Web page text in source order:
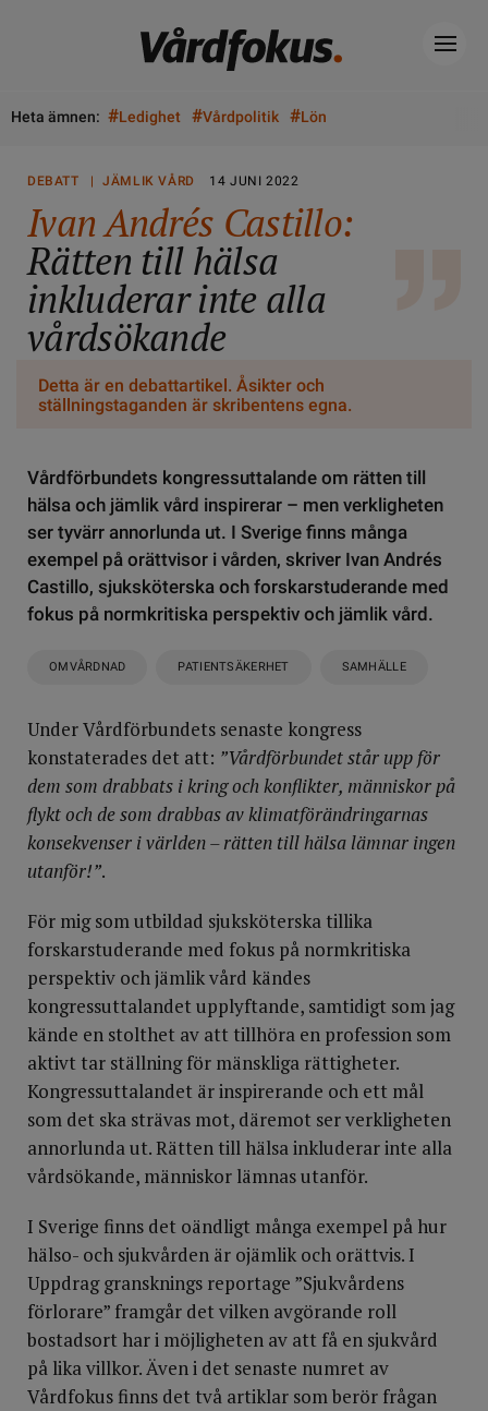
Heta ämnen: #Ledighet #Vårdpolitik #Lön
DEBATT | JÄMLIK VÅRD 14 JUNI 2022
Ivan Andrés Castillo:
Rätten till hälsa
inkluderar inte alla
vårdsökande
Detta är en debattartikel. Åsikter och
ställningstaganden är skribentens egna.
Vårdförbundets kongressuttalande om rätten till
hälsa och jämlik vård inspirerar – men verkligheten
ser tyvärr annorlunda ut. I Sverige finns många
exempel på orättvisor i vården, skriver Ivan Andrés
Castillo, sjuksköterska och forskarstuderande med
fokus på normkritiska perspektiv och jämlik vård.
OMVÅRDNAD PATIENTSÄKERHET SAMHÄLLE
Under Vårdförbundets senaste kongress
konstaterades det att: ”Vårdförbundet står upp för
dem som drabbats i kring och konflikter, människor på
flykt och de som drabbas av klimatförändringarnas
konsekvenser i världen – rätten till hälsa lämnar ingen
utanför!”.
För mig som utbildad sjuksköterska tillika
forskarstuderande med fokus på normkritiska
perspektiv och jämlik vård kändes
kongressuttalandet upplyftande, samtidigt som jag
kände en stolthet av att tillhöra en profession som
aktivt tar ställning för mänskliga rättigheter.
Kongressuttalandet är inspirerande och ett mål
som det ska strävas mot, däremot ser verkligheten
annorlunda ut. Rätten till hälsa inkluderar inte alla
vårdsökande, människor lämnas utanför.
I Sverige finns det oändligt många exempel på hur
hälso- och sjukvården är ojämlik och orättvis. I
Uppdrag gransknings reportage ”Sjukvårdens
förlorare” framgår det vilken avgörande roll
bostadsort har i möjligheten av att få en sjukvård
på lika villkor. Även i det senaste numret av
Vårdfokus finns det två artiklar som berör frågan